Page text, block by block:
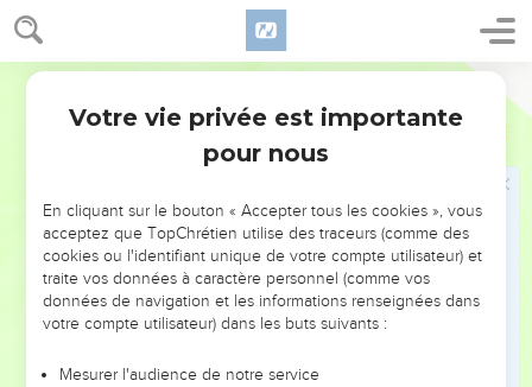
Hébreux 3
d’entre vous ne se laisse tromper par le péché et ne
s’endurcisse.
nous conservons fermement, et jusqu’au bout, l’assurance
que nous avons eue dès le début,
entendez la voix de Dieu, ne vous endurcissez pas, comme
l’ont fait vos ancêtres lorsqu’ils se sont révoltés.
En effet, qui sont ceux qui se sont révoltés contre Dieu
après avoir entendu sa voix ? N’est-ce pas tous ceux qui
étaient sortis d’Egypte sous la conduite de Moïse ?
Et contre qui Dieu a-t-il été plein de colère pendant
Votre vie privée est importante
pour nous
En cliquant sur le bouton « Accepter tous les cookies », vous
acceptez que TopChrétien utilise des traceurs (comme des
cookies ou l'identifiant unique de votre compte utilisateur) et
traite vos données à caractère personnel (comme vos
données de navigation et les informations renseignées dans
votre compte utilisateur) dans les buts suivants :
Mesurer l'audience de notre service